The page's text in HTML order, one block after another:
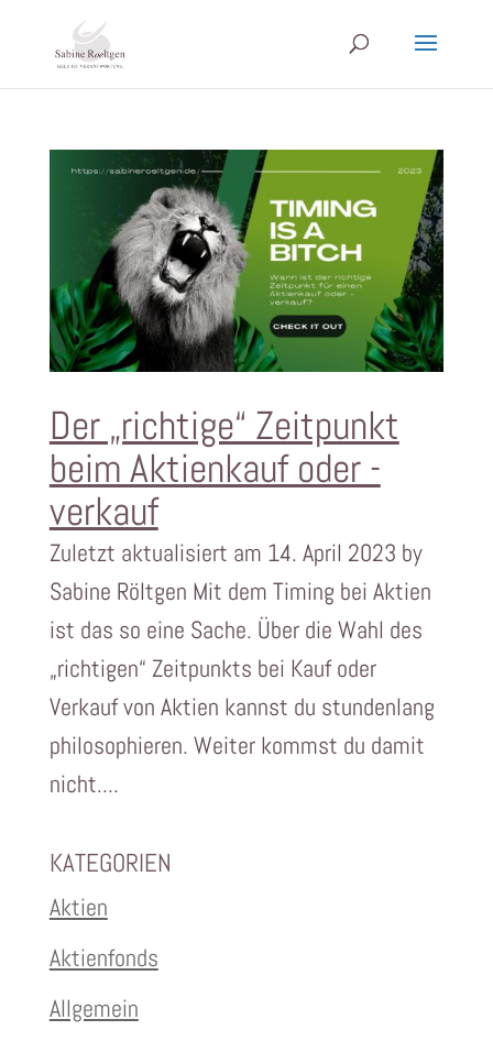
Der „richtige“ Zeitpunkt
beim Aktienkauf oder -
verkauf
Zuletzt aktualisiert am 14. April 2023 by
Sabine Röltgen Mit dem Timing bei Aktien
ist das so eine Sache. Über die Wahl des
„richtigen“ Zeitpunkts bei Kauf oder
Verkauf von Aktien kannst du stundenlang
philosophieren. Weiter kommst du damit
nicht....
KATEGORIEN
Aktien
Aktienfonds
Allgemein